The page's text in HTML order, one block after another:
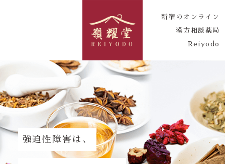
新宿のオンライン
漢方相談薬局
Reiyodo
強迫性障害は、